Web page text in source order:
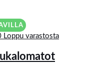
Loppu varastosta